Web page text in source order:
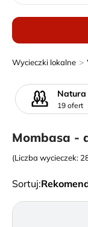
Wycieczki lokalne >
Natura
19 ofert
Mombasa -
(Liczba wycieczek:
Sortuj: